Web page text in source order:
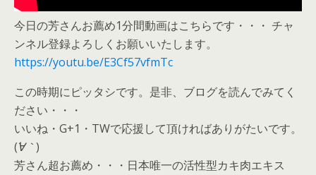
今日の芳さんお薦め1分間動画はこちらです・・・ チャ
ンネル登録よろしくお願いいたします。
https://youtu.be/E3Cf57vfmTc
この時期にピッタシです。是非、ブログを読んでみてく
ださい・・・
いいね・G+1・TWで応援して頂ければありがたいです。
(´∀｀)
芳さん超お薦め・・・日本唯一の活性型カキ肉エキス